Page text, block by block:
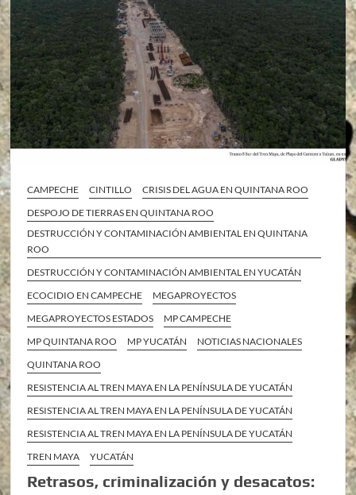
CAMPECHE CINTILLO
CRISIS DEL AGUA EN QUINTANA ROO
DESPOJO DE TIERRAS EN QUINTANA ROO
DESTRUCCIÓN Y CONTAMINACIÓN AMBIENTAL EN QUINTANA
ROO
DESTRUCCIÓN Y CONTAMINACIÓN AMBIENTAL EN YUCATÁN
ECOCIDIO EN CAMPECHE
MEGAPROYECTOS
MEGAPROYECTOS ESTADOS
MP CAMPECHE
MP QUINTANA ROO
MP YUCATÁN
NOTICIAS NACIONALES
QUINTANA ROO
RESISTENCIA AL TREN MAYA EN LA PENÍNSULA DE YUCATÁN
RESISTENCIA AL TREN MAYA EN LA PENÍNSULA DE YUCATÁN
RESISTENCIA AL TREN MAYA EN LA PENÍNSULA DE YUCATÁN
TREN MAYA
YUCATÁN
Retrasos, criminalización y desacatos: